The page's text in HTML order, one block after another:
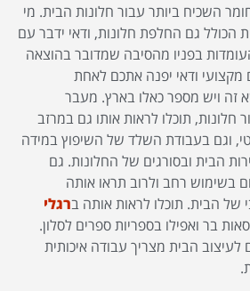
השכיח ביותר עבור חלונות הבית. מי
הכולל גם החלפת חלונות, ודאי ידבר עם
בפניו מהסיבה שמדובר בהוצאה
מקצועי ודאי יפנה אתכם לאחת
זה ויש מספר כאלו בארץ. מעבר
חלונות, תוכלו לראות אותו גם במרזב
וגם בעבודת השלד של השיפוץ במידה
הבית ובסורגים של החלונות. גם
בשימוש רחב ולרוב תראו אותה
הבית. תוכלו לראות אותה ברגלי
בר ואפילו בספריות ספרים לסלון.
לעיצוב הבית מצריך עבודה איכותית